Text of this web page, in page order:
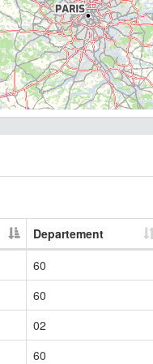
Departement
60
60
02
60